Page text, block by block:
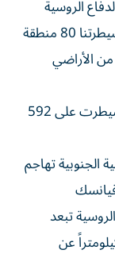
الروسية
الثلاثاء: «منذ بداية هذا العام، صارت تحت سيطرتنا 80 منطقة
مربع من الأراضي
وتشير خرائط مؤيدة لأوكرانيا إلى ⁠أن روسيا سيطرت على 592
تهاجم
تبعد
بين سبعة كيلومترات، و12 كيلومتراً عن